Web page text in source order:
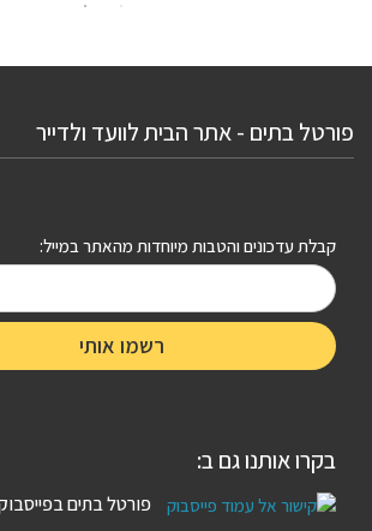
פורטל בתים - אתר הבית לוועד ולדייר
קבלת עדכונים והטבות מיוחדות מהאתר במייל:
בקרו אותנו גם ב:
פורטל בתים